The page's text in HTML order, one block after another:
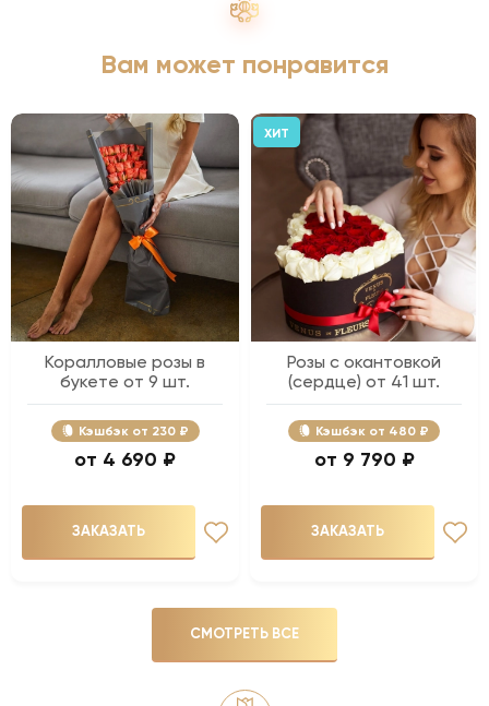
Вам может понравится
Коралловые розы в
букете от 9 шт.
Кэшбэк 230 ₽
4 690 ₽
ЗАКАЗАТЬ
ХИТ
Розы с окантовкой
(сердце) от 41 шт.
Кэшбэк 480 ₽
9 790 ₽
ЗАКАЗАТЬ
СМОТРЕТЬ ВСЕ